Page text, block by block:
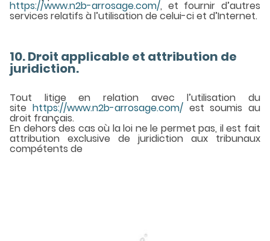
https://www.n2b-arrosage.com/, et fournir d’autres
services relatifs à l’utilisation de celui-ci et d’Internet.
10. Droit applicable et attribution de
juridiction.
Tout litige en relation avec l’utilisation du
site https://www.n2b-arrosage.com/est soumis au
droit français.
En dehors des cas où la loi ne le permet pas, il est fait
attribution exclusive de juridiction aux tribunaux
compétents de